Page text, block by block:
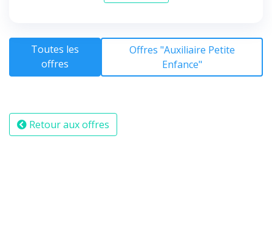
Toutes les
offres
Offres "Auxiliaire Petite
Enfance"
Retour aux offres